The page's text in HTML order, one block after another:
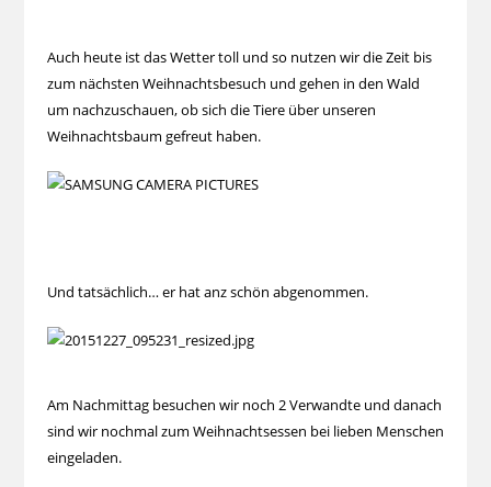
Auch heute ist das Wetter toll und so nutzen wir die Zeit bis
zum nächsten Weihnachtsbesuch und gehen in den Wald
um nachzuschauen, ob sich die Tiere über unseren
Weihnachtsbaum gefreut haben.
Und tatsächlich… er hat anz schön abgenommen.
Am Nachmittag besuchen wir noch 2 Verwandte und danach
sind wir nochmal zum Weihnachtsessen bei lieben Menschen
eingeladen.